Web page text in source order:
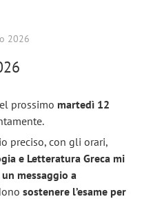
2026
prossimo martedì 12
preciso, con gli orari,
e Letteratura Greca mi
messaggio a
sostenere l’esame per